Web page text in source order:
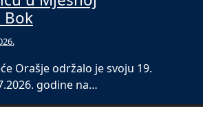
Bok
Orašje održalo je svoju 19.
godine na…